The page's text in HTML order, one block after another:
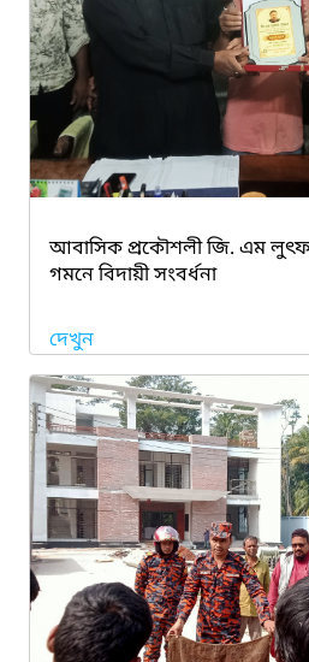
আবাসিক প্রকৌশলী জি. এম
গমনে বিদায়ী সংবর্ধনা
দেখুন